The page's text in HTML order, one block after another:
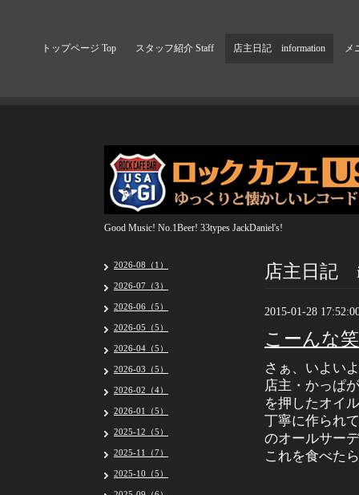
トップページ Top スタッフ紹介 Staff 店主日記 information メ
Good Music! No.1Beer! 33types JackDaniel's!
店主日記
2015-01-28
こーんな
さぁ、いよいよ
店主・かっぱ
を押したオイ
丁寧に作られ
のオールサー
これを食べた
2026-08（1）
2026-07（3）
2026-06（5）
2026-05（5）
2026-04（5）
2026-03（5）
2026-02（4）
2026-01（5）
2025-12（5）
2025-11（7）
2025-10（5）